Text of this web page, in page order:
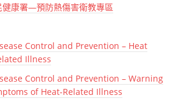
健康署—預防熱傷害衛教專區
Control and Prevention – Heat
Illness
Control and Prevention – Warning
of Heat-Related Illness